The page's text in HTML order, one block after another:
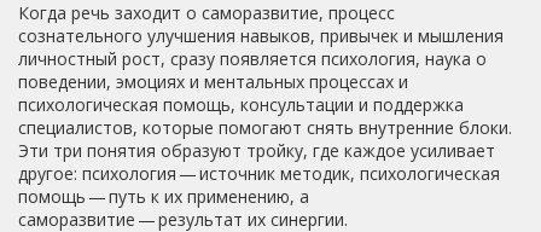
Когда речь заходит о саморазвитие, процесс
сознательного улучшения навыков, привычек и мышления
личностный рост, сразу появляется психология, наука о
поведении, эмоциях и ментальных процессах и
психологическая помощь, консультации и поддержка
специалистов, которые помогают снять внутренние блоки.
Эти три понятия образуют тройку, где каждое усиливает
другое: психология — источник методик, психологическая
помощь — путь к их применению, а
саморазвитие — результат их синергии.